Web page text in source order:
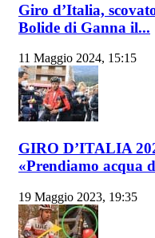
Giro d’Italia,
Bolide di Ganna il...
11 Maggio 2024, 15:15
GIRO D’ITALIA
«Prendiamo acqua
19 Maggio 2023, 19:35